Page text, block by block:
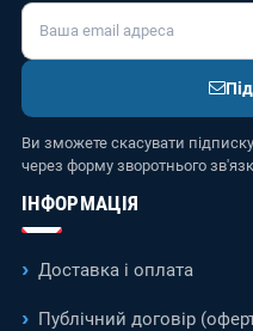
Ви зможете скасувати
через форму зворотнього
ІНФОРМАЦІЯ
Доставка і оплата
Публічний договір